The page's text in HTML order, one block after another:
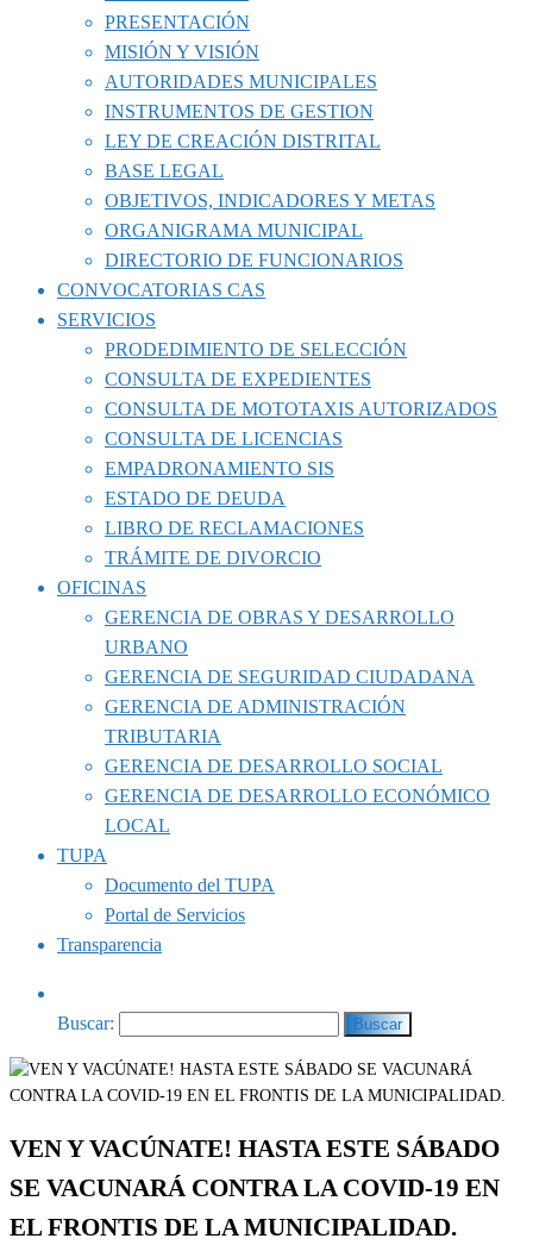
PRESENTACIÓN
MISIÓN Y VISIÓN
AUTORIDADES MUNICIPALES
INSTRUMENTOS DE GESTION
LEY DE CREACIÓN DISTRITAL
BASE LEGAL
OBJETIVOS, INDICADORES Y METAS
ORGANIGRAMA MUNICIPAL
DIRECTORIO DE FUNCIONARIOS
CONVOCATORIAS CAS
SERVICIOS
PRODEDIMIENTO DE SELECCIÓN
CONSULTA DE EXPEDIENTES
CONSULTA DE MOTOTAXIS AUTORIZADOS
CONSULTA DE LICENCIAS
EMPADRONAMIENTO SIS
ESTADO DE DEUDA
LIBRO DE RECLAMACIONES
TRÁMITE DE DIVORCIO
OFICINAS
GERENCIA DE OBRAS Y DESARROLLO
URBANO
GERENCIA DE SEGURIDAD CIUDADANA
GERENCIA DE ADMINISTRACIÓN
TRIBUTARIA
GERENCIA DE DESARROLLO SOCIAL
GERENCIA DE DESARROLLO ECONÓMICO
LOCAL
TUPA
Documento del TUPA
Portal de Servicios
Transparencia
Buscar:
VEN Y VACÚNATE! HASTA ESTE SÁBADO
SE VACUNARÁ CONTRA LA COVID-19 EN
EL FRONTIS DE LA MUNICIPALIDAD.